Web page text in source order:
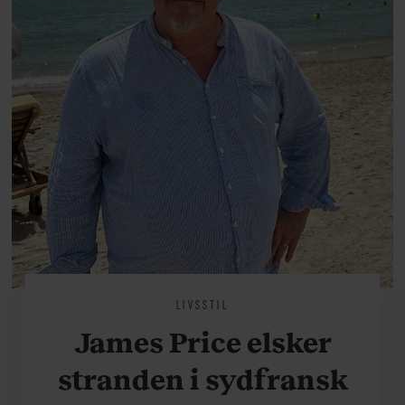
LIVSSTIL
James Price elsker
stranden i sydfransk